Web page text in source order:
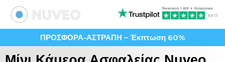
ΠΡΟΣΦΟΡΑ-ΑΣΤΡΑΠΗ – Έκπτωση 60%